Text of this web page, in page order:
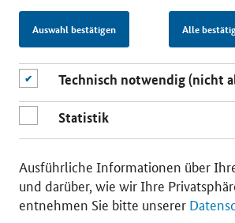
Auswahl bestätigen Alle
Technisch notwendig (nicht
Statistik
Ausführliche Informationen über
und darüber, wie wir Ihre
entnehmen Sie bitte unserer